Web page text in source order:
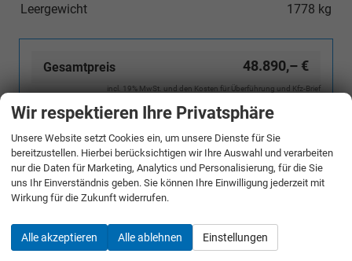
1778 kg
Leergewicht
Gesamtpreis 48.890,– €
incl. 19% MwSt. und den Kosten für Überführung und Kfz-Brief
Bestellunterlagen anfordern
Angebot anfordern
Jetzt anrufen
Wir respektieren Ihre Privatsphäre
Unsere Website setzt Cookies ein, um unsere Dienste für Sie
bereitzustellen. Hierbei berücksichtigen wir Ihre Auswahl und verarbeiten
nur die Daten für Marketing, Analytics und Personalisierung, für die Sie
uns Ihr Einverständnis geben. Sie können Ihre Einwilligung jederzeit mit
Wirkung für die Zukunft widerrufen.
Alle akzeptieren Alle ablehnen Einstellungen